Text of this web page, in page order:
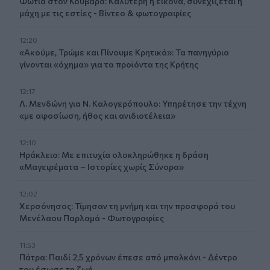
μάχη με τις εστίες - Βίντεο & φωτογραφίες
12:20
«Ακούμε, Τρώμε και Πίνουμε Κρητικά»: Τα πανηγύρια
γίνονται «όχημα» για τα προϊόντα της Κρήτης
12:17
Λ. Μενδώνη για Ν. Καλογερόπουλο: Υπηρέτησε την τέχνη
«με αφοσίωση, ήθος και ανιδιοτέλεια»
12:10
Ηράκλειο: Με επιτυχία ολοκληρώθηκε η δράση
«Μαγειρέματα – Ιστορίες χωρίς Σύνορα»
12:02
Χερσόνησος: Τίμησαν τη μνήμη και την προσφορά του
Μενέλαου Παρλαμά - Φωτογραφίες
11:53
Πάτρα: Παιδί 2,5 χρόνων έπεσε από μπαλκόνι - Δέντρο